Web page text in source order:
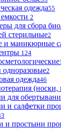
одежда55
2
для сбора
стерильные2
и маникюрные
124
2
одежда46
(носки,
для
и салфетки
и простыни